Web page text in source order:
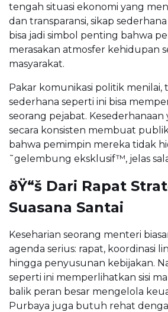
tengah situasi ekonomi yang
dan transparansi, sikap
bisa jadi simbol penting bahwa
merasakan atmosfer kehidupan
masyarakat.
Pakar komunikasi politik menilai,
sederhana seperti ini bisa
seorang pejabat.
secara konsisten membuat
bahwa pemimpin mereka tidak
˜gelembung eksklusif™, jelas
ðŸ“š Dari Rapat
Suasana Santai
Keseharian seorang menteri
agenda serius: rapat, koordinasi
hingga penyusunan kebijakan.
seperti ini memperlihatkan sisi
balik peran besar mengelola
Purbaya juga butuh rehat